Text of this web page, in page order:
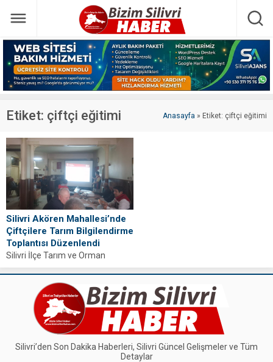
Etiket: çiftçi eğitimi Anasayfa » Etiket: çiftçi eğitimi
Silivri Akören Mahallesi’nde
Çiftçilere Tarım Bilgilendirme
Toplantısı Düzenlendi
Silivri İlçe Tarım ve Orman
Müdürlüğü, üreticileri üretim
yangın tedbirleri konusunda
bilgilendirdi.
Silivri’den Son Dakika Haberleri, Silivri Güncel Gelişmeler ve Tüm
Detaylar